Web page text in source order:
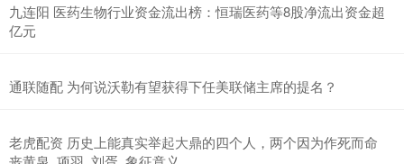
九连阳 医药生物行业资金流出榜：恒瑞医药等8股净流出资金超
亿元
通联随配 为何说沃勒有望获得下任美联储主席的提名？
老虎配资 历史上能真实举起大鼎的四个人，两个因为作死而命